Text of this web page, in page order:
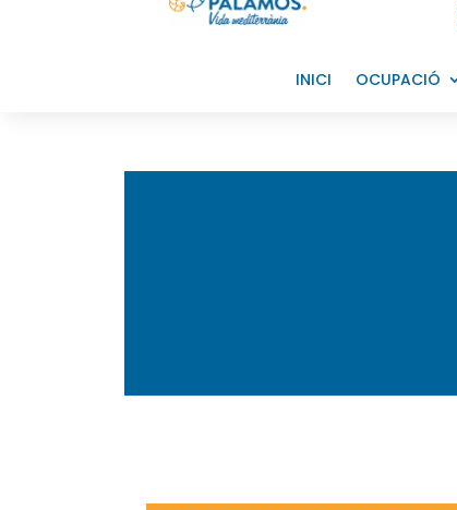
INICI OCUPACIÓ